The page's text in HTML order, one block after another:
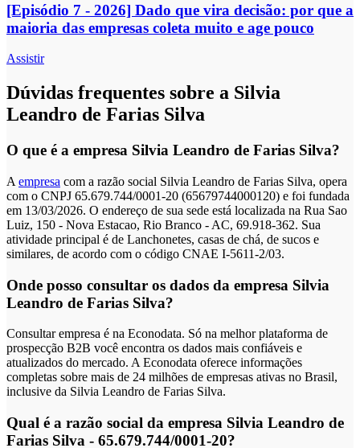
[Episódio 7 - 2026] Dado que vira decisão: por que a
maioria das empresas coleta muito e age pouco
Assistir
Dúvidas frequentes sobre a Silvia
Leandro de Farias Silva
O que é a empresa Silvia Leandro de Farias Silva?
A empresa com a razão social Silvia Leandro de Farias Silva, opera
com o CNPJ 65.679.744/0001-20 (65679744000120) e foi fundada
em 13/03/2026. O endereço de sua sede está localizada na Rua Sao
Luiz, 150 - Nova Estacao, Rio Branco - AC, 69.918-362. Sua
atividade principal é de Lanchonetes, casas de chá, de sucos e
similares, de acordo com o código CNAE I-5611-2/03.
Onde posso consultar os dados da empresa Silvia
Leandro de Farias Silva?
Consultar empresa é na Econodata. Só na melhor plataforma de
prospecção B2B você encontra os dados mais confiáveis e
atualizados do mercado. A Econodata oferece informações
completas sobre mais de 24 milhões de empresas ativas no Brasil,
inclusive da Silvia Leandro de Farias Silva.
Qual é a razão social da empresa Silvia Leandro de
Farias Silva - 65.679.744/0001-20?